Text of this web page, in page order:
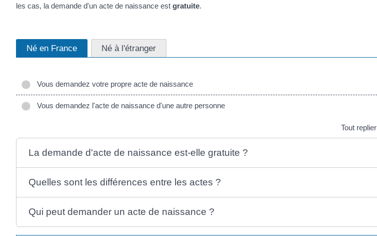
les cas, la demande d'un acte de naissance est gratuite.
Né en France Né à l'étranger
Vous demandez votre propre acte de naissance
Vous demandez l'acte de naissance d'une autre personne
Tout replier
La demande d'acte de naissance est-elle gratuite ?
Quelles sont les différences entre les actes ?
Qui peut demander un acte de naissance ?